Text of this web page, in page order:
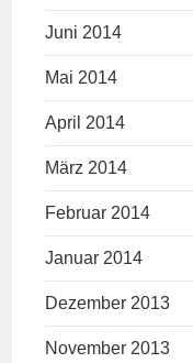
Juni 2014
Mai 2014
April 2014
März 2014
Februar 2014
Januar 2014
Dezember 2013
November 2013